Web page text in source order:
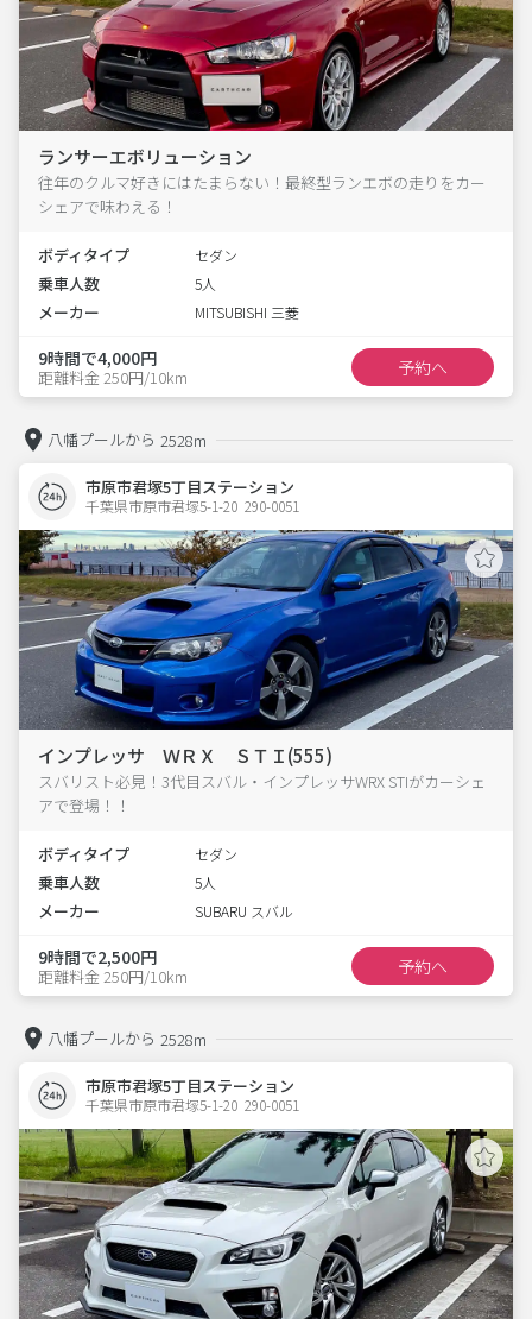
ランサーエボリューション
往年のクルマ好きにはたまらない！最終型ランエボの走りをカー
シェアで味わえる！
ボディタイプ セダン
乗車人数 5人
メーカー MITSUBISHI 三菱
9時間で4,000円
距離料金 250円/10km 予約へ
八幡プールから 2528m
市原市君塚5丁目ステーション
千葉県市原市君塚5-1-20  290-0051
インプレッサ ＷＲＸ ＳＴＩ(555)
スバリスト必見！3代目スバル・インプレッサWRX STIがカーシェ
アで登場！！
ボディタイプ セダン
乗車人数 5人
メーカー SUBARU スバル
9時間で2,500円
距離料金 250円/10km 予約へ
八幡プールから 2528m
市原市君塚5丁目ステーション
千葉県市原市君塚5-1-20  290-0051